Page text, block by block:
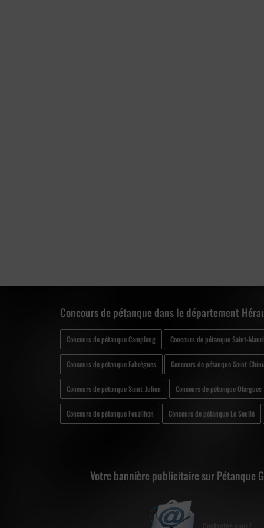
Concours de pétanque dans le département
Concours de pétanque Camplong Concours de pétanque Saint-
Concours de pétanque Fabrègues Concours de pétanque Saint-
Concours de pétanque Saint-Julien Concours de pétanque Olargues
Concours de pétanque Fouzilhon Concours de pétanque Le Soulié
Votre bannière publicitaire sur Pétanque